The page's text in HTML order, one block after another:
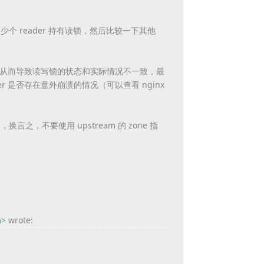
个 reader 持有读锁，然后比较一下其他
导致读写锁的状态和实际情况不一致，最
是否存在意外崩溃的情况（可以查看 nginx
换言之，不要使用 upstream 的 zone 指
> wrote: